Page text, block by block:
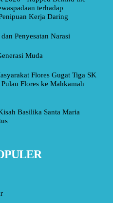
terhadap
Kerja Daring
Penyesatan Narasi
Muda
Flores Gugat Tiga SK
Flores ke Mahkamah
Basilika Santa Maria